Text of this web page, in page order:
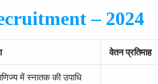
– 2024
वेतन प्रतिमाह
में स्नातक की उपाधि